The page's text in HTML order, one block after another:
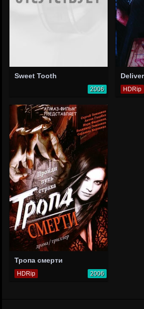
Sweet Tooth
2006 HDRip
Тропа смерти
HDRip 2006